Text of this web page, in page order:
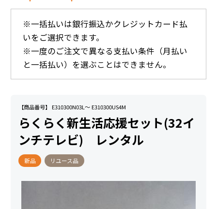
※一括払いは銀行振込かクレジットカード払
いをご選択できます。
※一度のご注文で異なる支払い条件（月払い
と一括払い）を選ぶことはできません。
【商品番号】 E310300N03L～ E310300US4M
らくらく新生活応援セット(32イ
ンチテレビ) レンタル
新品 リユース品